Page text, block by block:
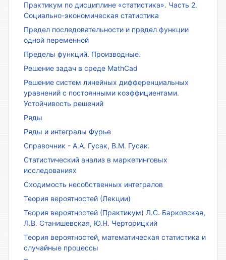
Практикум по дисциплине «статистика». Часть 2.
Социально-экономическая статистика
Предел последовательности и предел функции
одной переменной
Пределы функций. Производные.
Решение задач в среде MathCad
Решение систем линейных дифференциальных
уравнений с постоянными коэффициентами.
Устойчивость решений
Ряды
Ряды и интегралы Фурье
Справочник - А.А. Гусак, В.М. Гусак.
Статистический анализ в маркетинговых
исследованиях
Сходимость несобственных интегралов
Теория вероятностей (Лекции)
Теория вероятностей (Практикум) Л.С. Барковская,
Л.В. Станишевская, Ю.Н. Черторицкий
Теория вероятностей, математическая статистика и
случайные процессы